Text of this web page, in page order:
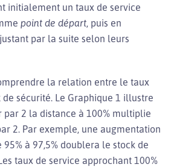
initialement un taux de service
point de départ, puis en
par la suite selon leurs
la relation entre le taux
sécurité. Le Graphique 1 illustre
2 la distance à 100% multiplie
2. Par exemple, une augmentation
à 97,5% doublera le stock de
taux de service approchant 100%